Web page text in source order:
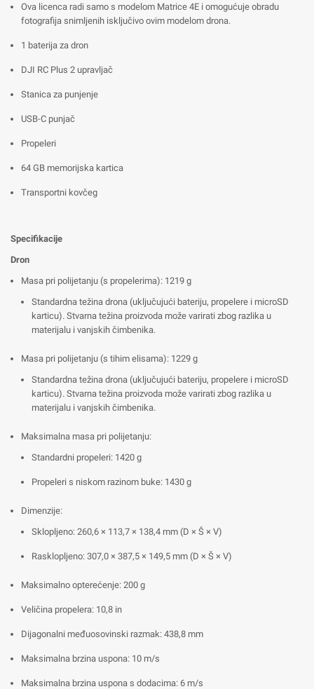
Ova licenca radi samo s modelom Matrice 4E i omogućuje obradu
fotografija snimljenih isključivo ovim modelom drona.
1 baterija za dron
DJI RC Plus 2 upravljač
Stanica za punjenje
USB-C punjač
Propeleri
64 GB memorijska kartica
Transportni kovčeg
Specifikacije
Dron
Masa pri polijetanju (s propelerima): 1219 g
Standardna težina drona (uključujući bateriju, propelere i microSD
karticu). Stvarna težina proizvoda može varirati zbog razlika u
materijalu i vanjskih čimbenika.
Masa pri polijetanju (s tihim elisama): 1229 g
Standardna težina drona (uključujući bateriju, propelere i microSD
karticu). Stvarna težina proizvoda može varirati zbog razlika u
materijalu i vanjskih čimbenika.
Maksimalna masa pri polijetanju:
Standardni propeleri: 1420 g
Propeleri s niskom razinom buke: 1430 g
Dimenzije:
Sklopljeno: 260,6 × 113,7 × 138,4 mm (D × Š × V)
Rasklopljeno: 307,0 × 387,5 × 149,5 mm (D × Š × V)
Maksimalno opterećenje: 200 g
Veličina propelera: 10,8 in
Dijagonalni međuosovinski razmak: 438,8 mm
Maksimalna brzina uspona: 10 m/s
Maksimalna brzina uspona s dodacima: 6 m/s